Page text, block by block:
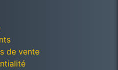
de vente